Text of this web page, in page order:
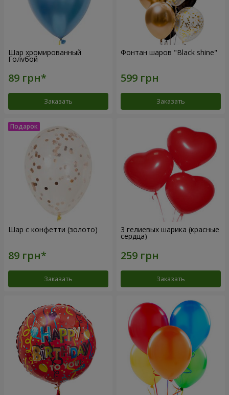
Шар хромированный
Голубой
Заказать
Фонтан шаров "Black shine"
Заказать
Шар с конфетти (золото)
Заказать
3 гелиевых шарика (красные
сердца)
Заказать